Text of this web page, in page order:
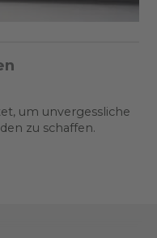
um unvergessliche
zu schaffen.